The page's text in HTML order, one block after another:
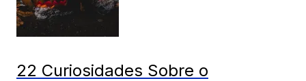
22 Curiosidades Sobre o